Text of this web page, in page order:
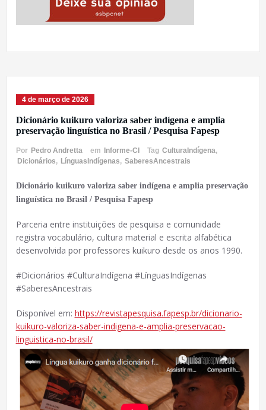
4 de março de 2026
Dicionário kuikuro valoriza saber indígena e amplia
preservação linguística no Brasil / Pesquisa Fapesp
Por Pedro Andretta em Informe-CI Tag CulturaIndígena,
Dicionários, LínguasIndígenas, SaberesAncestrais
Dicionário kuikuro valoriza saber indígena e amplia preservação
linguística no Brasil / Pesquisa Fapesp
Parceria entre instituições de pesquisa e comunidade
registra vocabulário, cultura material e escrita alfabética
desenvolvida por professores kuikuro desde os anos 1990.
#Dicionários #CulturaIndígena #LínguasIndígenas
#SaberesAncestrais
Disponível em: https://revistapesquisa.fapesp.br/dicionario-
kuikuro-valoriza-saber-indigena-e-amplia-preservacao-
linguistica-no-brasil/